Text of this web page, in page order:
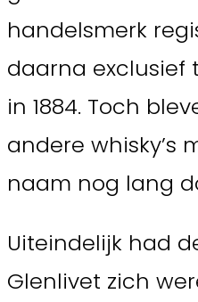
handelsmerk
daarna exclusief
in 1884. Toch
andere whisky’s
naam nog lang
Uiteindelijk had
Glenlivet zich